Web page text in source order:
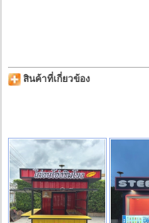
สินค้าที่เกี่ยวข้อง